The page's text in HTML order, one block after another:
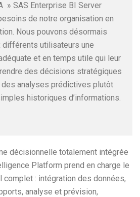
» SAS Enterprise BI Server
de notre organisation en
Nous pouvons désormais
différents utilisateurs une
et en temps utile qui leur
des décisions stratégiques
analyses prédictives plutôt
historiques d’informations.
décisionnelle totalement intégrée
Platform prend en charge le
: intégration des données,
analyse et prévision,